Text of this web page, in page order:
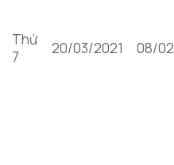
Thứ
7
20/03/2021 08/